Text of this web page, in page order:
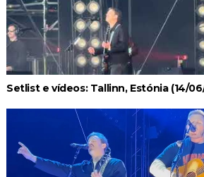
Setlist e vídeos: Tallinn, Estónia (14/